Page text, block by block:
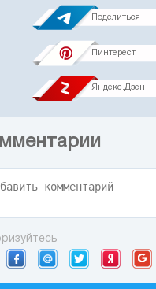
Поделиться
Пинтерест
Яндекс.Дзен